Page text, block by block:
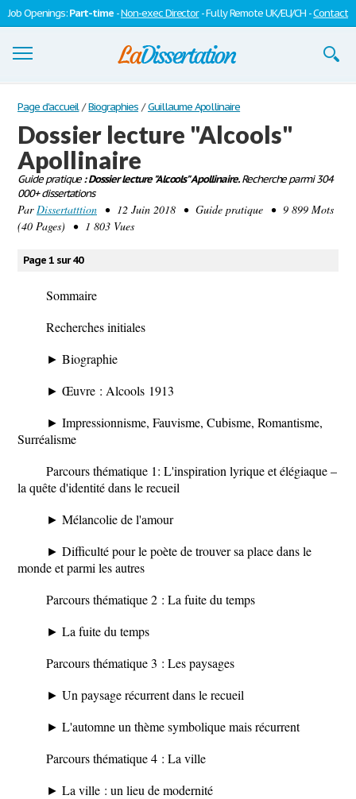
Job Openings:Part-time -Non-exec Director- Fully Remote UK/EU/CH -Contact
Dissertations
S'inscrire
Se connecter
Contactez-nous
Page d'accueil / Biographies / Guillaume Apollinaire
Dossier lecture "Alcools"
Apollinaire
Guide pratique: Dossier lecture "Alcools" Apollinaire.Recherche parmi 304
000+ dissertations
ParDissertatttion • 12 Juin 2018 • Guide pratique • 9 899 Mots
(40 Pages) • 1 803 Vues
Page 1 sur 40
Sommaire
Recherches initiales
► Biographie
► Œuvre : Alcools 1913
► Impressionnisme, Fauvisme, Cubisme, Romantisme,
Surréalisme
Parcours thématique 1: L'inspiration lyrique et élégiaque –
la quête d'identité dans le recueil
► Mélancolie de l'amour
► Difficulté pour le poète de trouver sa place dans le
monde et parmi les autres
Parcours thématique 2 : La fuite du temps
► La fuite du temps
Parcours thématique 3 : Les paysages
► Un paysage récurrent dans le recueil
► L'automne un thème symbolique mais récurrent
Parcours thématique 4 : La ville
► La ville : un lieu de modernité